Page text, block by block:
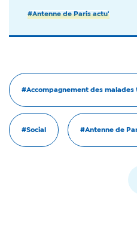
#Antenne de Paris actu'
#Accompagnement des
#Social #Antenne de